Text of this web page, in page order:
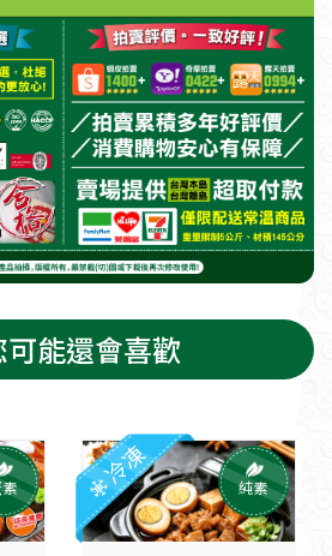
能還會喜歡
素 冷凍 純素